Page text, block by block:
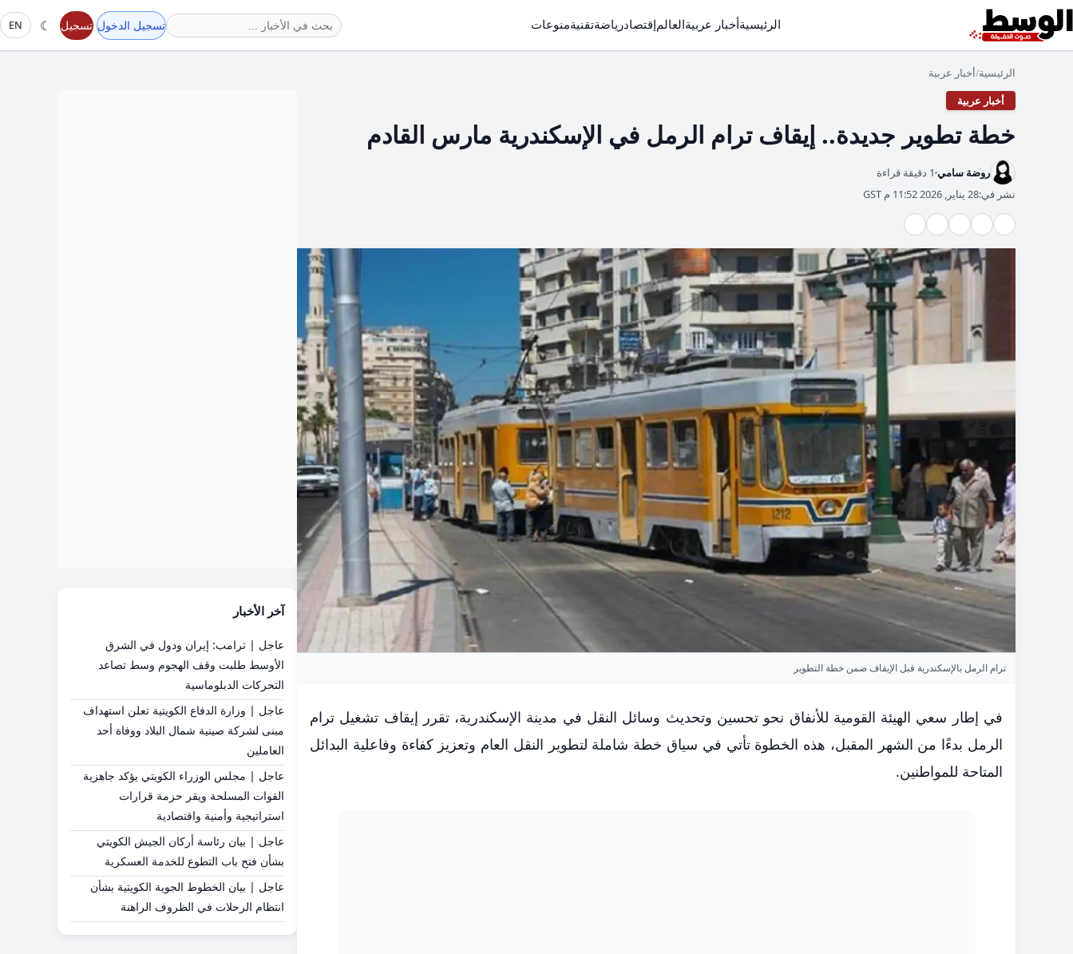
الرئيسيةأخبار عربيةالعالمإقتصادرياضةتقنيةمنوعات تسجيل الدخول تسجيل ☾
EN
الرئيسية/أخبار عربية
أخبار عربية
خطة تطوير جديدة.. إيقاف ترام الرمل في الإسكندرية مارس القادم
روضة سامي 1 دقيقة قراءة
نشر في:28 يناير, 2026 11:52 م GST
ترام الرمل بالإسكندرية قبل الإيقاف ضمن خطة التطوير
في إطار سعي الهيئة القومية للأنفاق نحو تحسين وتحديث وسائل النقل في مدينة الإسكندرية، تقرر إيقاف تشغيل ترام
الرمل بدءًا من الشهر المقبل، هذه الخطوة تأتي في سياق خطة شاملة لتطوير النقل العام وتعزيز كفاءة وفاعلية البدائل
المتاحة للمواطنين.
آخر الأخبار
عاجل | ترامب: إيران ودول في الشرق
الأوسط طلبت وقف الهجوم وسط تصاعد
التحركات الدبلوماسية
عاجل | وزارة الدفاع الكويتية تعلن استهداف
مبنى لشركة صينية شمال البلاد ووفاة أحد
العاملين
عاجل | مجلس الوزراء الكويتي يؤكد جاهزية
القوات المسلحة ويقر حزمة قرارات
استراتيجية وأمنية واقتصادية
عاجل | بيان رئاسة أركان الجيش الكويتي
بشأن فتح باب التطوع للخدمة العسكرية
عاجل | بيان الخطوط الجوية الكويتية بشأن
انتظام الرحلات في الظروف الراهنة